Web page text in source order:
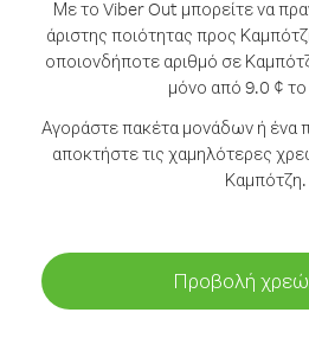
Με το Viber Out μπορείτε να
άριστης ποιότητας προς
οποιονδήποτε αριθμό σε
μόνο από 9.0 ¢
Αγοράστε πακέτα μονάδων ή ένα
αποκτήστε τις χαμηλότερες
Καμπότζη.
Προβολή